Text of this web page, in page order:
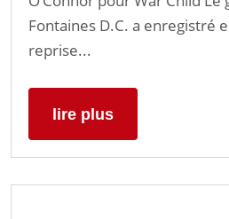
Fontaines D.C. a enregistré
reprise...
lire plus